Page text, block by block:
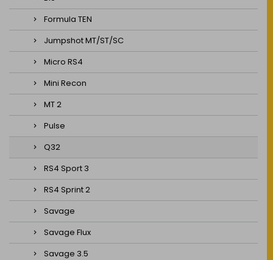
Formula TEN
Jumpshot MT/ST/SC
Micro RS4
Mini Recon
MT 2
Pulse
Q32
RS4 Sport 3
RS4 Sprint 2
Savage
Savage Flux
Savage 3.5